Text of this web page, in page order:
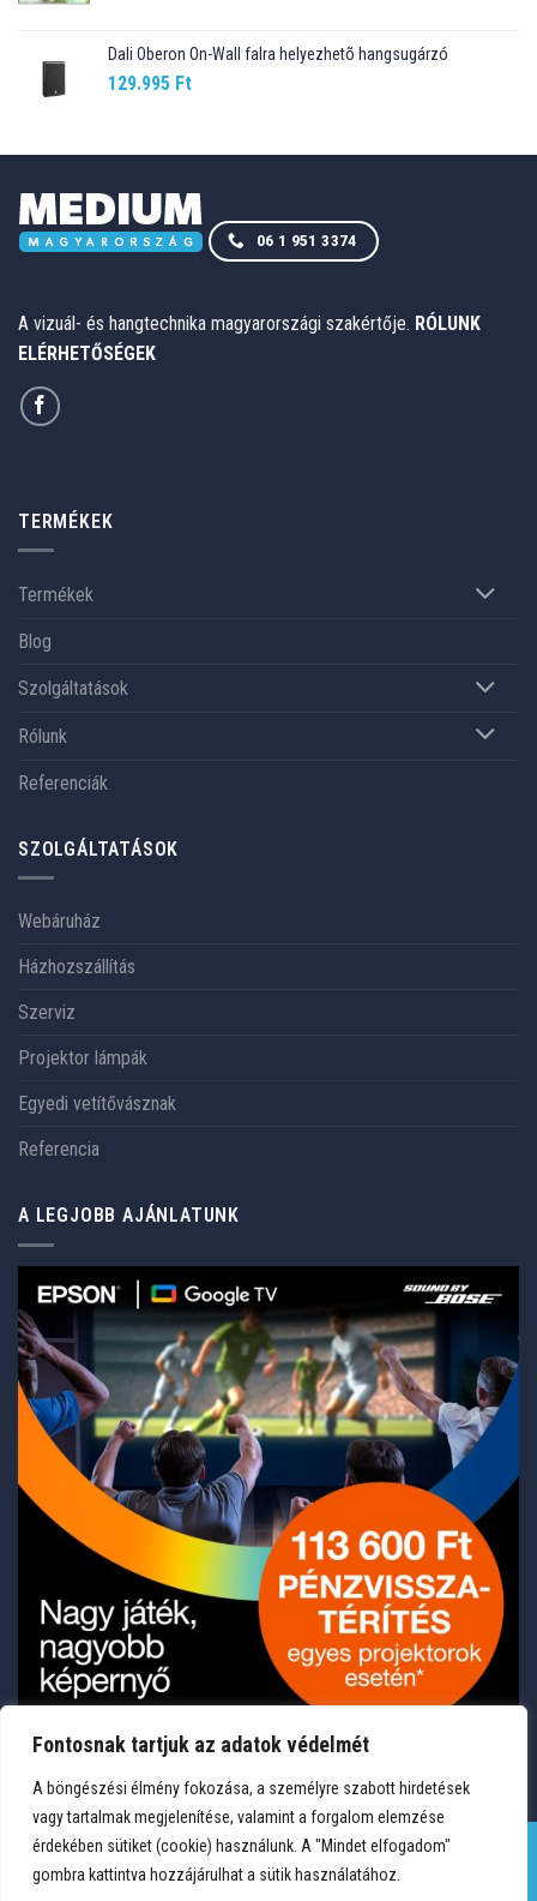
Fontosnak tartjuk az adatok védelmét
A böngészési élmény fokozása, a személyre szabott hirdetések
vagy tartalmak megjelenítése, valamint a forgalom elemzése
érdekében sütiket (cookie) használunk. A "Mindet elfogadom"
gombra kattintva hozzájárulhat a sütik használatához.
Dali Oberon On-Wall falra helyezhetõ hangsugárzó
129.995 Ft
06 1 951 3374
A vizuál- és hangtechnika magyarországi szakértője. RÓLUNK
ELÉRHETŐSÉGEK
TERMÉKEK
Termékek
Blog
Szolgáltatások
Rólunk
Referenciák
SZOLGÁLTATÁSOK
Webáruház
Házhozszállítás
Szerviz
Projektor lámpák
Egyedi vetítővásznak
Referencia
A LEGJOBB AJÁNLATUNK